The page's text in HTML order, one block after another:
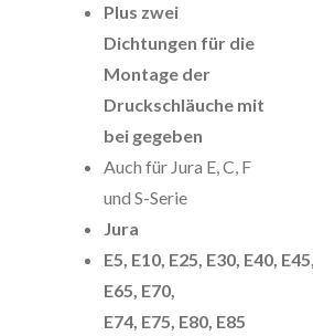
Plus zwei
Dichtungen für die
Montage der
Druckschläuche mit
bei gegeben
Auch für Jura E, C, F
und S-Serie
Jura
E5, E10, E25, E30, E40,
E65, E70,
E74, E75, E80, E85